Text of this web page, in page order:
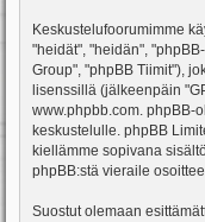
Keskustelufoorumimme
"heidät", "heidän",
Group", "phpBB Tiimit"),
lisenssillä (jälkeenpäin
www.phpbb.com. phpBB-
keskustelulle. phpBB
kiellämme sopivana
phpBB:stä vieraile
Suostut olemaan